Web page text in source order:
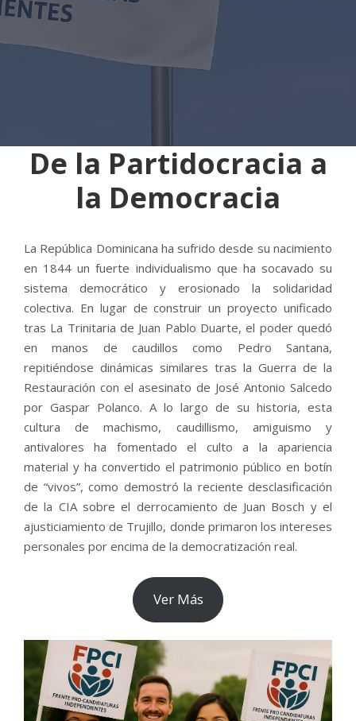
De la Partidocracia a
la Democracia
La República Dominicana ha sufrido desde su nacimiento
en 1844 un fuerte individualismo que ha socavado su
sistema democrático y erosionado la solidaridad
colectiva. En lugar de construir un proyecto unificado
tras La Trinitaria de Juan Pablo Duarte, el poder quedó
en manos de caudillos como Pedro Santana,
repitiéndose dinámicas similares tras la Guerra de la
Restauración con el asesinato de José Antonio Salcedo
por Gaspar Polanco. A lo largo de su historia, esta
cultura de machismo, caudillismo, amiguismo y
antivalores ha fomentado el culto a la apariencia
material y ha convertido el patrimonio público en botín
de “vivos”, como demostró la reciente desclasificación
de la CIA sobre el derrocamiento de Juan Bosch y el
ajusticiamiento de Trujillo, donde primaron los intereses
personales por encima de la democratización real.
Ver Más